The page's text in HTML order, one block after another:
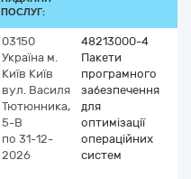
ПОСЛУГ:
03150
Україна м.
Київ Київ
вул. Василя
Тютюнника,
5-В
по 31-12-
2026
48213000-4
Пакети
програмного
забезпечення
для
оптимізації
операційних
систем